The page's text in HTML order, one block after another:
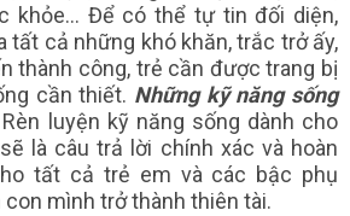
khỏe... Để có thể tự tin đối diện,
tất cả những khó khăn, trắc trở ấy,
thành công, trẻ cần được trang bị
cần thiết. Những kỹ năng sống
luyện kỹ năng sống dành cho
là câu trả lời chính xác và hoàn
tất cả trẻ em và các bậc phụ
mình trở thành thiên tài.